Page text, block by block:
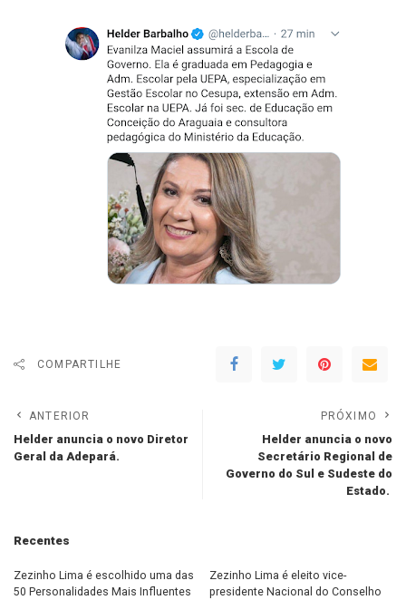
COMPARTILHE
ANTERIOR
Helder anuncia o novo Diretor
Geral da Adepará.
PRÓXIMO
Helder anuncia o novo
Secretário Regional de
Governo do Sul e Sudeste do
Estado.
Recentes
Zezinho Lima é escolhido uma das
50 Personalidades Mais Influentes
Zezinho Lima é eleito vice-
presidente Nacional do Conselho